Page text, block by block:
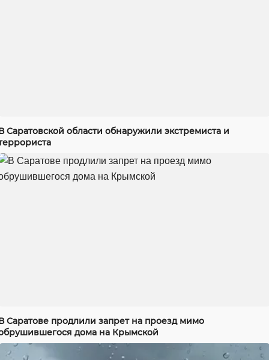
Саратовской области обнаружили экстремиста и
Саратове продлили запрет на проезд мимо
дома на Крымской